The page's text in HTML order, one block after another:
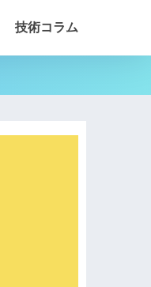
技術コラム